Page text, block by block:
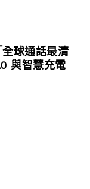
球通話最清
與智慧充電